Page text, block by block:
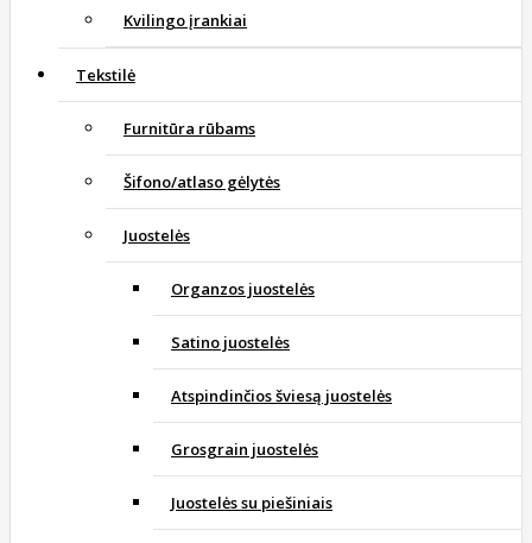
Kvilingo įrankiai
Tekstilė
Furnitūra rūbams
Šifono/atlaso gėlytės
Juostelės
Organzos juostelės
Satino juostelės
Atspindinčios šviesą juostelės
Grosgrain juostelės
Juostelės su piešiniais